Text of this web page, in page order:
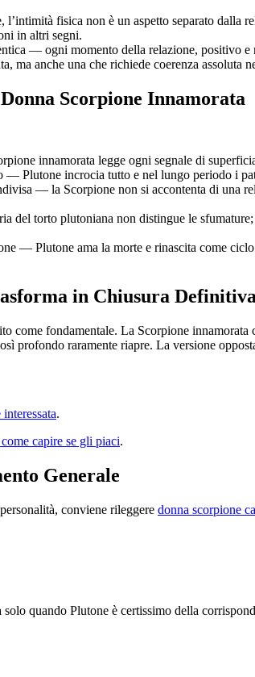
l’intimità fisica non è un aspetto separato
in altri segni.
— ogni momento della relazione, positivo e
ma anche una che richiede coerenza assoluta
Scorpione Innamorata
innamorata legge ogni segnale di
Plutone incrocia tutto e nel lungo periodo i
— la Scorpione non si accontenta di una
torto plutoniana non distingue le
— Plutone ama la morte e rinascita come
in Chiusura Definitiva
come fondamentale. La Scorpione
profondo raramente riapre. La versione
.
capire se gli piaci.
Generale
conviene rileggere donna scorpione
quando Plutone è certissimo della